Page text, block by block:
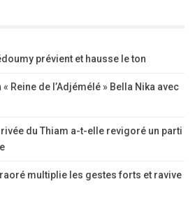
prévient et hausse le ton
Reine de l’Adjémélé » Bella Nika avec
du Thiam a-t-elle revigoré un parti
multiplie les gestes forts et ravive